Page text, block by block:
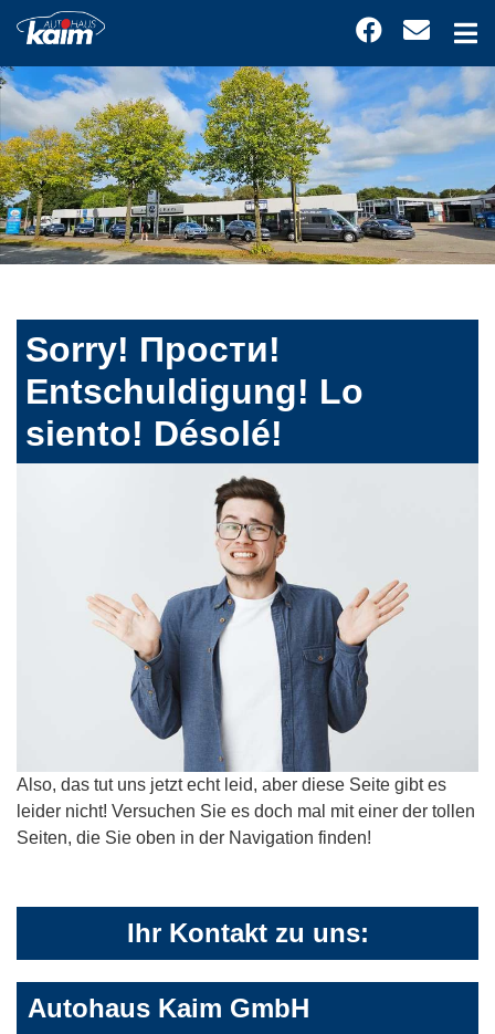
Sorry! Прости!
Entschuldigung! Lo
siento! Désolé!
Also, das tut uns jetzt echt leid, aber diese Seite gibt es
leider nicht! Versuchen Sie es doch mal mit einer der tollen
Seiten, die Sie oben in der Navigation finden!
Ihr Kontakt zu uns:
Autohaus Kaim GmbH